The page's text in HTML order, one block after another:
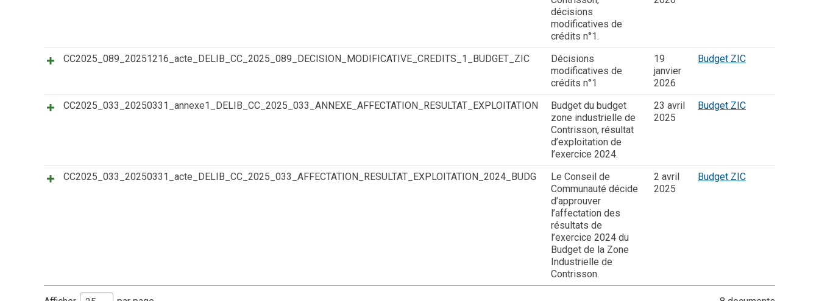
décisions
modificatives de
crédits n°1.
CC2025_089_20251216_acte_DELIB_CC_2025_089_DECISION_MODIFICATIVE_CREDITS_1_BUDGET_ZIC
Décisions
modificatives de
crédits n°1
19
janvier
2026
Budget ZIC
CC2025_033_20250331_annexe1_DELIB_CC_2025_033_ANNEXE_AFFECTATION_RESULTAT_EXPLOITATION
Budget du budget
zone industrielle de
Contrisson, résultat
d’exploitation de
l’exercice 2024.
23 avril
2025
Budget ZIC
CC2025_033_20250331_acte_DELIB_CC_2025_033_AFFECTATION_RESULTAT_EXPLOITATION_2024_BUDG
Le Conseil de
Communauté décide
d’approuver
l’affectation des
résultats de
l’exercice 2024 du
Budget de la Zone
Industrielle de
Contrisson.
2 avril
2025
Budget ZIC